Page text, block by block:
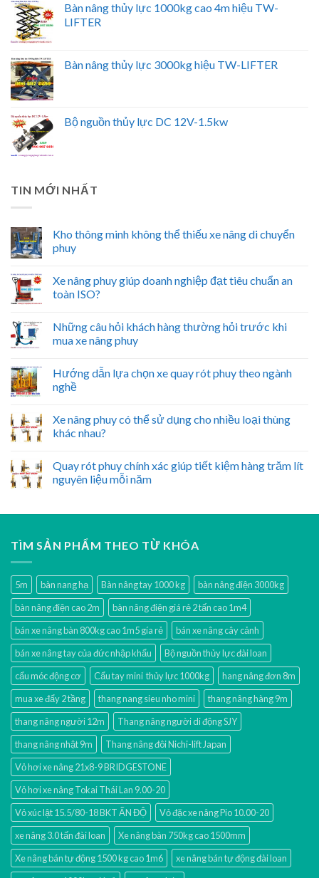
Bàn nâng thủy lực 1000kg cao 4m hiệu TW-
LIFTER
Bàn nâng thủy lực 3000kg hiệu TW-LIFTER
Bộ nguồn thủy lực DC 12V-1.5kw
TIN MỚI NHẤT
Kho thông minh không thể thiếu xe nâng di chuyển
phuy
Xe nâng phuy giúp doanh nghiệp đạt tiêu chuẩn an
toàn ISO?
Những câu hỏi khách hàng thường hỏi trước khi
mua xe nâng phuy
Hướng dẫn lựa chọn xe quay rót phuy theo ngành
nghề
Xe nâng phuy có thể sử dụng cho nhiều loại thùng
khác nhau?
Quay rót phuy chính xác giúp tiết kiệm hàng trăm lít
nguyên liệu mỗi năm
TÌM SẢN PHẨM THEO TỪ KHÓA
5m bàn nang hạ Bàn nâng tay 1000 kg
bàn nâng điện 3000kg
bàn nâng điện cao 2m
bàn nâng điện giá rẻ 2 tấn cao 1m4
bán xe nâng bàn 800kg cao 1m5 gía rẻ
bán xe nâng cây cảnh
bán xe nâng tay của đức nhập khẩu
Bộ nguồn thủy lực đài loan
cẩu móc động cơ
Cẩu tay mini thủy lực 1000kg
hang nâng đơn 8m
mua xe đẩy 2 tầng
thang nang sieu nho mini
thang nâng hàng 9m
thang nâng người 12m
Thang nâng người di động SJY
thang nâng nhật 9m
Thang nâng đôi Nichi-lift Japan
Vỏ hơi xe nâng 21x8-9 BRIDGESTONE
Vỏ hơi xe nâng Tokai Thái Lan 9.00-20
Vỏ xúc lật 15.5/80-18 BKT ẤN ĐỘ
Vỏ đặc xe nâng Pio 10.00-20
xe nâng 3.0 tấn đài loan
Xe nâng bàn 750kg cao 1500mm
Xe nâng bán tự động 1500 kg cao 1m6
xe nâng bán tự động đài loan